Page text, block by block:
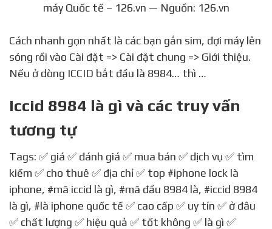
máy Quốc tế – 126.vn — Nguồn: 126.vn
Cách nhanh gọn nhất là các bạn gắn sim, đợi máy lên
sóng rồi vào Cài đặt => Cài đặt chung => Giới thiệu.
Nếu ở dòng ICCID bắt đầu là 8984… thì …
Iccid 8984 là gì và các truy vấn
tương tự
Tags: ✅ giá ✅ đánh giá ✅ mua bán ✅ dịch vụ ✅ tìm
kiếm ✅ cho thuê ✅ địa chỉ ✅ top #iphone lock là
iphone, #mã iccid là gì, #mã đầu 8984 là, #iccid 8984
là gì, #là iphone quốc tế ✅ cao cấp ✅ uy tín ✅ ở đâu
✅ chất lượng ✅ hiệu quả ✅ tốt không ✅ là gì ✅